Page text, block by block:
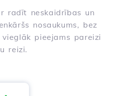
radīt neskaidrības un
nosaukums, bez
pieejams pareizi
reizi.